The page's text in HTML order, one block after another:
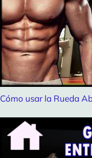
Cómo usar la Rueda